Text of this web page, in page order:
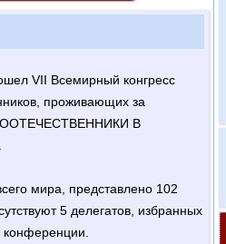
VII Всемирный конгресс
проживающих за
В
мира, представлено 102
5 делегатов, избранных
конференции.